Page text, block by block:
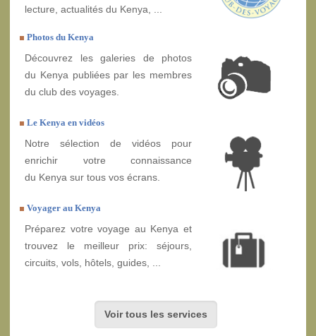
lecture, actualités du Kenya, ...
Photos du Kenya
Découvrez les galeries de photos
du Kenya publiées par les membres
du club des voyages.
Le Kenya en vidéos
Notre sélection de vidéos pour
enrichir votre connaissance
du Kenya sur tous vos écrans.
Voyager au Kenya
Préparez votre voyage au Kenya et
trouvez le meilleur prix: séjours,
circuits, vols, hôtels, guides, ...
Voir tous les services